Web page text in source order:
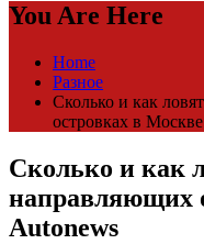
You Are Here
Home
Разное
Сколько и как
островках в
Сколько и как
направляющих
Autonews